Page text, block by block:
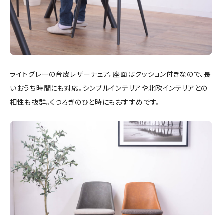
ライトグレーの合皮レザーチェア。座面はクッション付きなので、長
いおうち時間にも対応。シンプルインテリアや北欧インテリアとの
相性も抜群。くつろぎのひと時にもおすすめです。